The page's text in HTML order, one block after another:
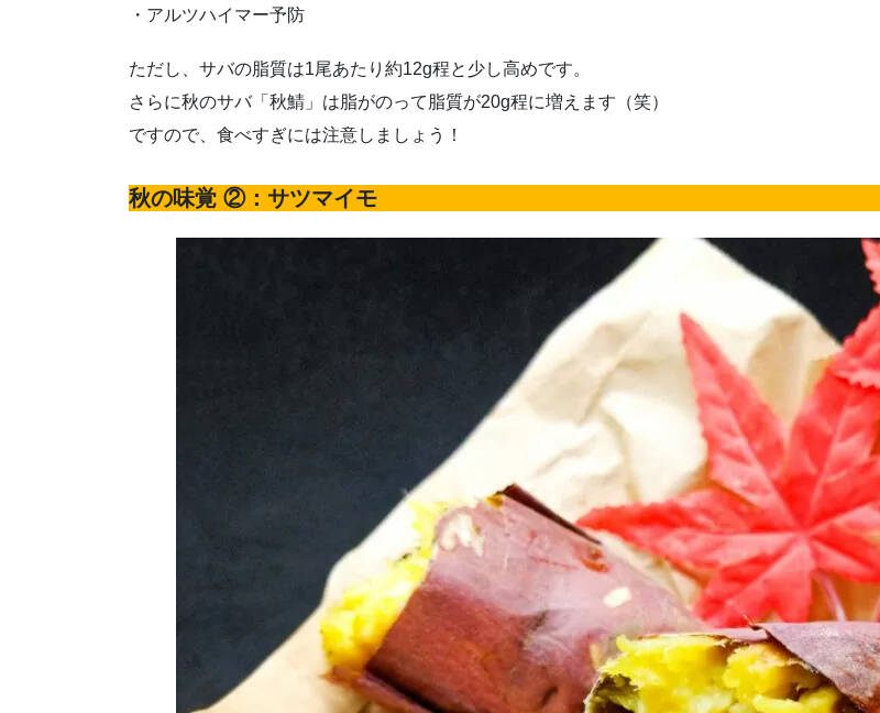
・アルツハイマー予防
ただし、サバの脂質は1尾あたり約12g程と少し高めです。
さらに秋のサバ「秋鯖」は脂がのって脂質が20g程に増えます（笑）
ですので、食べすぎには注意しましょう！
秋の味覚 ②：サツマイモ